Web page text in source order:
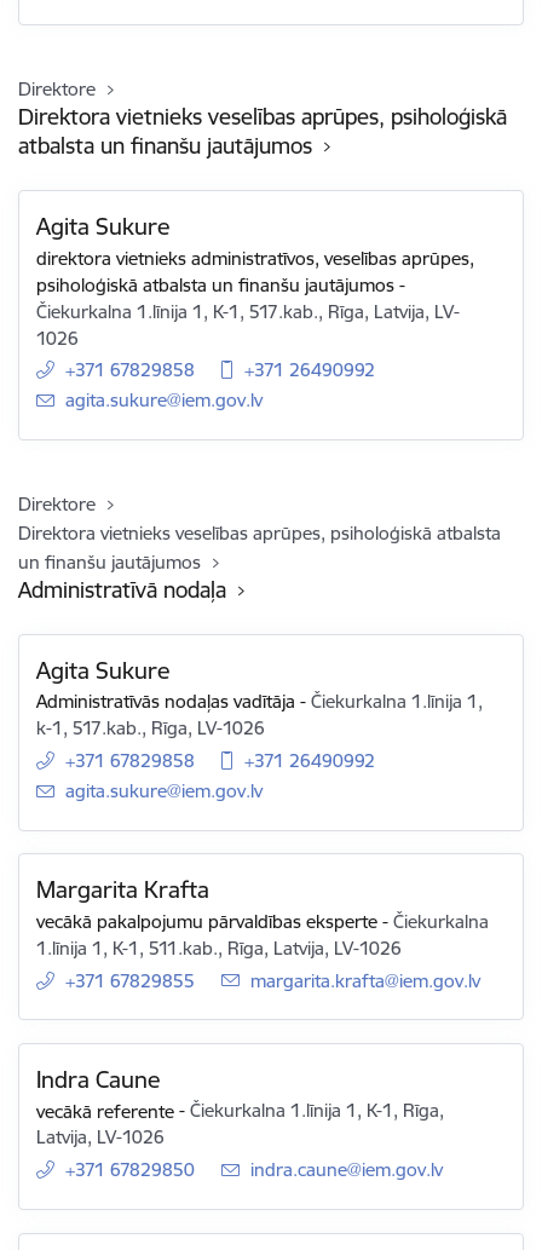
Direktore
Direktora vietnieks veselības aprūpes, psiholoģiskā
atbalsta un finanšu jautājumos
Agita Sukure
direktora vietnieks administratīvos, veselības aprūpes,
psiholoģiskā atbalsta un finanšu jautājumos -
Čiekurkalna 1.līnija 1, K-1, 517.kab., Rīga, Latvija, LV-
1026
+371 67829858
+371 26490992
E-pasts:
agita.sukure@iem.gov.lv
Direktore
Direktora vietnieks veselības aprūpes, psiholoģiskā atbalsta
un finanšu jautājumos
Administratīvā nodaļa
Agita Sukure
Administratīvās nodaļas vadītāja -Čiekurkalna 1.līnija 1,
k-1, 517.kab., Rīga, LV-1026
+371 67829858
+371 26490992
E-pasts:
agita.sukure@iem.gov.lv
Margarita Krafta
vecākā pakalpojumu pārvaldības eksperte -Čiekurkalna
1.līnija 1, K-1, 511.kab., Rīga, Latvija, LV-1026
+371 67829855
E-pasts:
margarita.krafta@iem.gov.lv
Indra Caune
vecākā referente -Čiekurkalna 1.līnija 1, K-1, Rīga,
Latvija, LV-1026
+371 67829850
E-pasts:
indra.caune@iem.gov.lv